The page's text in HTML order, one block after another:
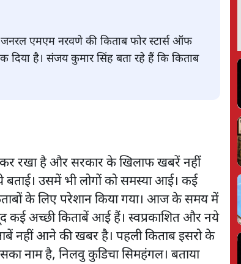
जनरल एमएम नरवणे की किताब फोर स्टार्स ऑफ
दिया है। संजय कुमार सिंह बता रहे हैं कि किताब
कर रखा है और सरकार के खिलाफ खबरें नहीं
उसमें भी लोगों को समस्या आई। कई
के लिए परेशान किया गया। आज के समय में
कई अच्छी किताबें आई हैं। स्वप्रकाशित और नये
नहीं आने की खबर है। पहली किताब इसरो के
नाम है, निलवु कुडिचा सिमहंगल। बताया